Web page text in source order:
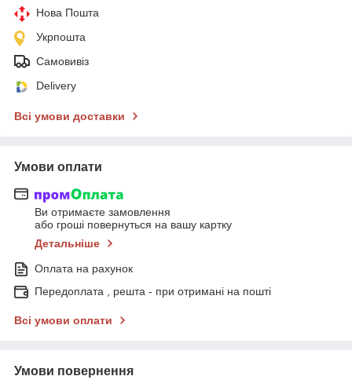
Нова Пошта
Укрпошта
Самовивіз
Delivery
Всі умови доставки
Умови оплати
Ви отримаєте замовлення
або гроші повернуться на вашу картку
Детальніше
Оплата на рахунок
Передоплата , решта - при отримані на пошті
Всі умови оплати
Умови повернення